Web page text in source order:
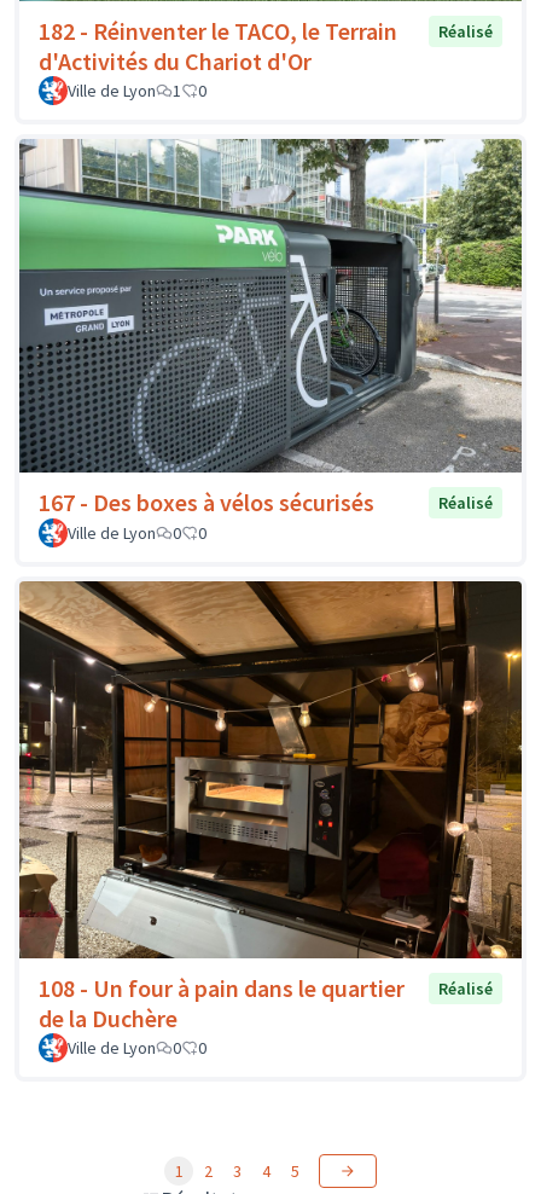
182 - Réinventer le TACO, le Terrain
d'Activités du Chariot d'Or
Réalisé
Ville de Lyon 1 0
167 - Des boxes à vélos sécurisés
Réalisé
Ville de Lyon
0 0
108 - Un four à pain dans le quartier
de la Duchère
Réalisé
Ville de Lyon 0 0
1 2 3 4 5